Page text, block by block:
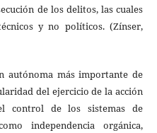
de los delitos, las cuales
y no políticos. (Zínser,
autónoma más importante de
del ejercicio de la acción
control de los sistemas de
independencia orgánica,